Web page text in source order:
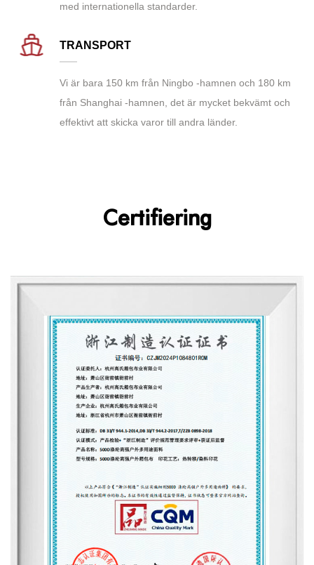
med internationella standarder.
TRANSPORT
Vi är bara 150 km från Ningbo -hamnen och 180 km
från Shanghai -hamnen, det är mycket bekvämt och
effektivt att skicka varor till andra länder.
Certifiering